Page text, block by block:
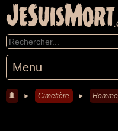
JeSuisMort
Menu
► Cimetière ►